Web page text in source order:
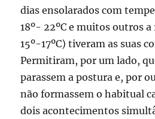
dias ensolarados com
18º- 22ºC e muitos outros
15º-17ºC) tiveram as suas
Permitiram, por um lado,
parassem a postura e, por
não formassem o habitual
dois acontecimentos